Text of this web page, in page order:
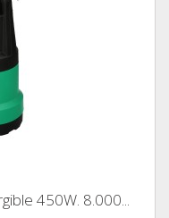
450W. 8.000...